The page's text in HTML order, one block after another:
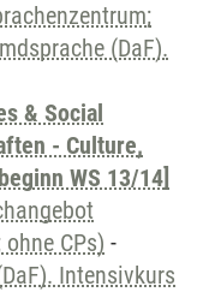
(DaF).
& Social
- Culture,
WS 13/14]
CPs) -
Intensivkurs